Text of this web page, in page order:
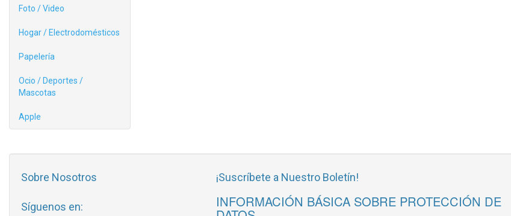
Foto / Video
Hogar / Electrodomésticos
Papelería
Ocio / Deportes /
Mascotas
Apple
Sobre Nosotros
Síguenos en:
¡Suscríbete a Nuestro Boletín!
INFORMACIÓN BÁSICA SOBRE PROTECCIÓN DE